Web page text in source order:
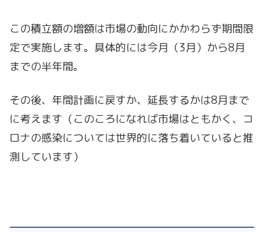
この積立額の増額は市場の動向にかかわらず期間限
定で実施します。具体的には今月（3月）から8月
までの半年間。
その後、年間計画に戻すか、延長するかは8月まで
に考えます（このころになれば市場はともかく、コ
ロナの感染については世界的に落ち着いていると推
測しています）